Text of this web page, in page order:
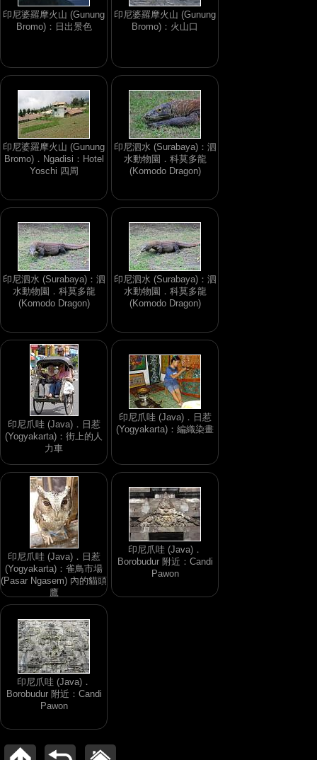
印尼婆羅摩火山 (Gunung
Bromo)：日出景色
印尼婆羅摩火山 (Gunung
Bromo)：火山口
印尼婆羅摩火山 (Gunung
Bromo)．Ngadisi：Hotel
Yoschi 四周
印尼泗水 (Surabaya)：泗
水動物園．科莫多龍
(Komodo Dragon)
印尼泗水 (Surabaya)：泗
水動物園．科莫多龍
(Komodo Dragon)
印尼泗水 (Surabaya)：泗
水動物園．科莫多龍
(Komodo Dragon)
印尼爪哇 (Java)．日惹
(Yogyakarta)：街上的人
力車
印尼爪哇 (Java)．日惹
(Yogyakarta)：編織染畫
印尼爪哇 (Java)．日惹
(Yogyakarta)：雀鳥市場
(Pasar Ngasem) 內的貓頭
鷹
印尼爪哇 (Java)．
Borobudur 附近：Candi
Pawon
印尼爪哇 (Java)．
Borobudur 附近：Candi
Pawon